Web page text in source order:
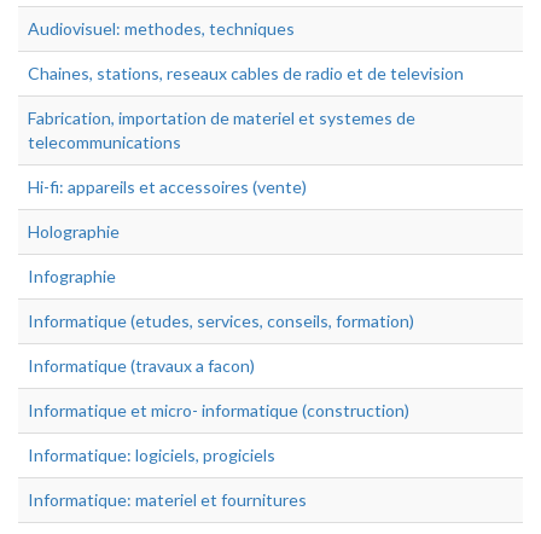
Audiovisuel: methodes, techniques
Chaines, stations, reseaux cables de radio et de television
Fabrication, importation de materiel et systemes de
telecommunications
Hi-fi: appareils et accessoires (vente)
Holographie
Infographie
Informatique (etudes, services, conseils, formation)
Informatique (travaux a facon)
Informatique et micro- informatique (construction)
Informatique: logiciels, progiciels
Informatique: materiel et fournitures